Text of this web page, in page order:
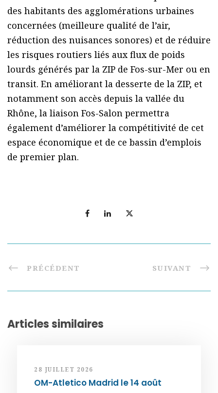
des habitants des agglomérations urbaines
concernées (meilleure qualité de l’air,
réduction des nuisances sonores) et de réduire
les risques routiers liés aux flux de poids
lourds générés par la ZIP de Fos-sur-Mer ou en
transit. En améliorant la desserte de la ZIP, et
notamment son accès depuis la vallée du
Rhône, la liaison Fos-Salon permettra
également d’améliorer la compétitivité de cet
espace économique et de ce bassin d’emplois
de premier plan.
PRÉCÉDENT SUIVANT
Articles similaires
28 JUILLET 2026
OM-Atletico Madrid le 14 août